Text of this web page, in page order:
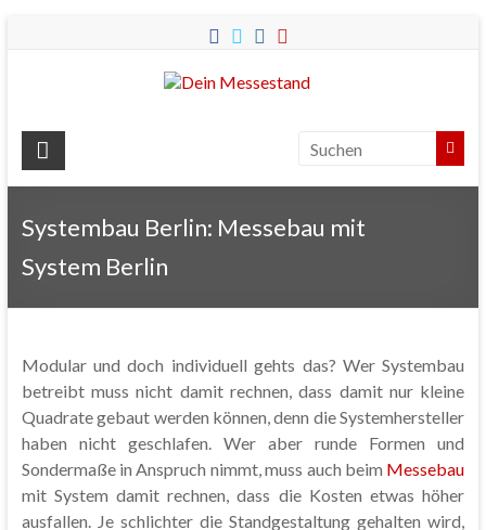
Messestand
Messebau
Messestände
Messeauftritt.
Systembau Berlin: Messebau mit
System Berlin
Modular und doch individuell gehts das? Wer Systembau
betreibt muss nicht damit rechnen, dass damit nur kleine
Quadrate gebaut werden können, denn die Systemhersteller
haben nicht geschlafen. Wer aber runde Formen und
Sondermaße in Anspruch nimmt, muss auch beim Messebau
mit System damit rechnen, dass die Kosten etwas höher
ausfallen. Je schlichter die Standgestaltung gehalten wird,